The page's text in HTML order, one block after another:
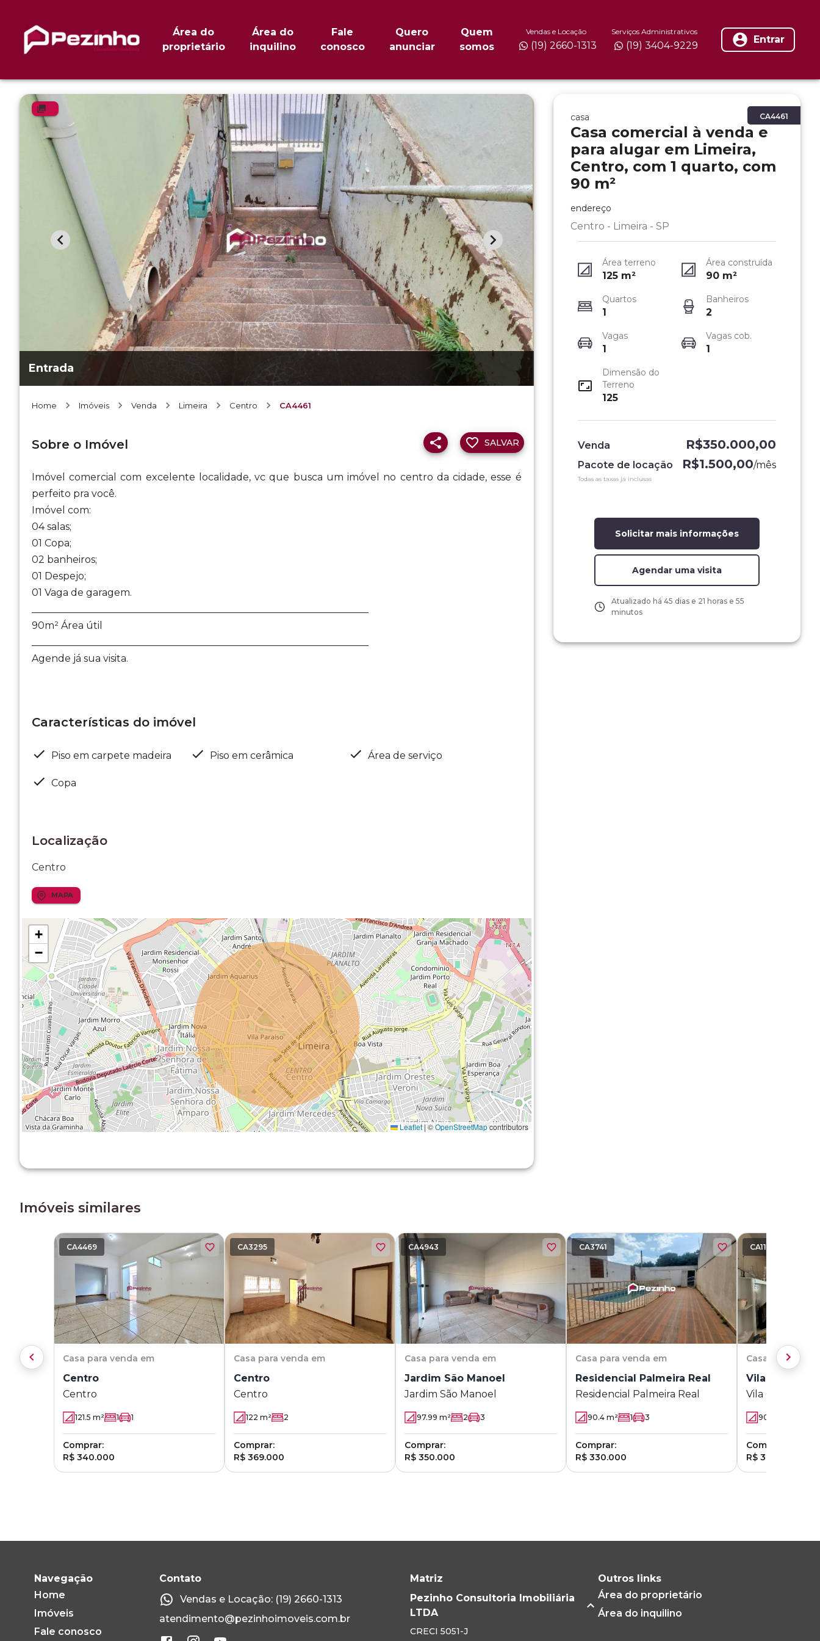
Área do
proprietário
Área do
inquilino
Fale
conosco
Quero
anunciar
Quem
somos
Vendas e Locação
(19) 2660-1313
Serviços Administrativos
(19) 3404-9229 Entrar
Entrada
Home Imóveis Venda Limeira Centro CA4461
Sobre o Imóvel
Imóvel comercial com excelente localidade, vc que busca um imóvel no centro da cidade, esse é
perfeito pra você.
Imóvel com:
04 salas;
01 Copa;
02 banheiros;
01 Despejo;
01 Vaga de garagem.
90m² Área útil
Agende já sua visita.
SALVAR
Características do imóvel
Piso em carpete madeira Piso em cerâmica Área de serviço
Copa
Localização
Centro
MAPA
+
−
Leaflet | ©OpenStreetMapcontributors
CA4461
casa
Casa comercial à venda e
para alugar em Limeira,
Centro, com 1 quarto, com
90 m²
endereço
Centro - Limeira - SP
Área terreno
125m²
Área construída
90 m²
Quartos
1
Banheiros
2
Vagas
1
Vagas cob.
1
Dimensão do
Terreno
125
Venda R$350.000,00
Pacote de locação R$1.500,00/mês
Todas as taxas já inclusas
Solicitar mais informações
Agendar uma visita
Atualizado há 45 dias e 21 horas e 55
minutos
Imóveis similares
CA4469
Casa para venda em
Centro
Centro
121.5 m² 1 1
Comprar:
R$ 340.000
CA3295
Casa para venda em
Centro
Centro
122 m² 2
Comprar:
R$ 369.000
CA4943
Casa para venda em
Jardim São Manoel
Jardim São Manoel
97.99 m² 2 3
Comprar:
R$ 350.000
CA3741
Casa para venda em
Residencial Palmeira Real
Residencial Palmeira Real
90.4 m² 1 3
Comprar:
R$ 330.000
CA1119
Casa para
Vila Queiroz
Vila Queiroz
90
Comprar:
R$ 320.000
Navegação
Home
Imóveis
Fale conosco
Contato
Vendas e Locação: (19) 2660-1313
atendimento@pezinhoimoveis.com.br
Matriz
Pezinho Consultoria Imobiliária
LTDA
CRECI 5051-J
Outros links
Área do proprietário
Área do inquilino